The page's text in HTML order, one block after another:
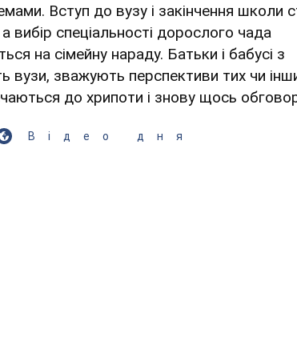
Вступ до вузу і закінчення школи
вибір спеціальності дорослого чада
на сімейну нараду. Батьки і бабусі з
вузи, зважують перспективи тих чи
до хрипоти і знову щось
Відео дня